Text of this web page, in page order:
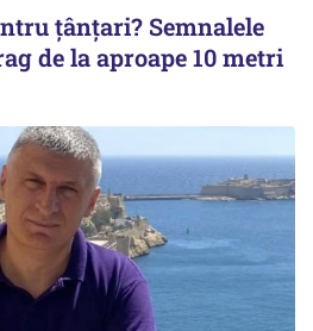
țânțari? Semnalele
de la aproape 10 metri